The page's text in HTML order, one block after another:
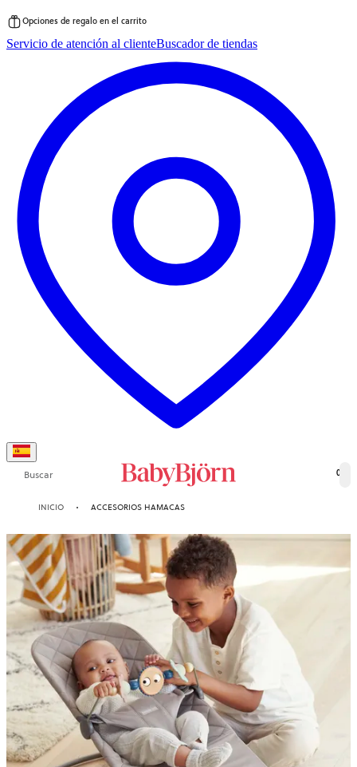
al
Opciones de regalo en el carrito
Servicio de atención al clienteBuscador de tiendas
Buscar 0
INICIO ACCESORIOS HAMACAS